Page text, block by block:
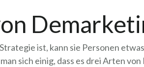
ist, kann sie Personen
sich einig, dass es drei Arten